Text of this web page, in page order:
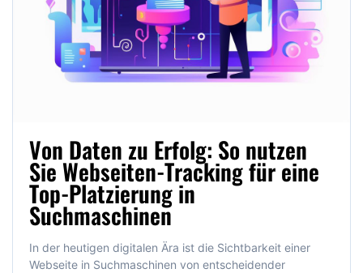
Von Daten zu Erfolg: So nutzen
Sie Webseiten-Tracking für eine
Top-Platzierung in
Suchmaschinen
In der heutigen digitalen Ära ist die Sichtbarkeit einer
Webseite in Suchmaschinen von entscheidender